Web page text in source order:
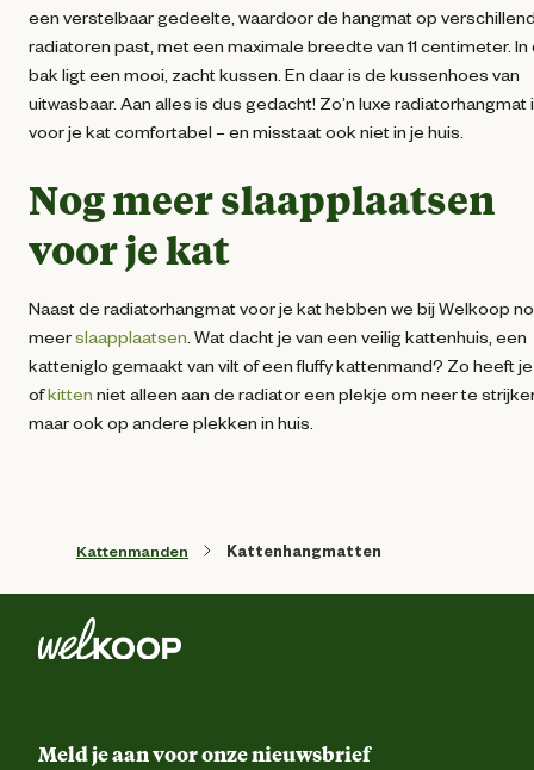
een verstelbaar gedeelte, waardoor de hangmat op
radiatoren past, met een maximale breedte van 11 centimeter. In
bak ligt een mooi, zacht kussen. En daar is de kussenhoes van
uitwasbaar. Aan alles is dus gedacht! Zo’n luxe radiatorhangmat
voor je kat comfortabel – en misstaat ook niet in je huis.
Nog meer slaapplaatsen
voor je kat
Naast de radiatorhangmat voor je kat hebben we bij Welkoop
meerslaapplaatsen . Wat dacht je van een veilig kattenhuis, een
katteniglo gemaakt van vilt of een fluffy kattenmand? Zo heeft
ofkitten niet alleen aan de radiator een plekje om neer te
maar ook op andere plekken in huis.
Kattenmanden Kattenhangmatten
Meld je aan voor onze nieuwsbrief